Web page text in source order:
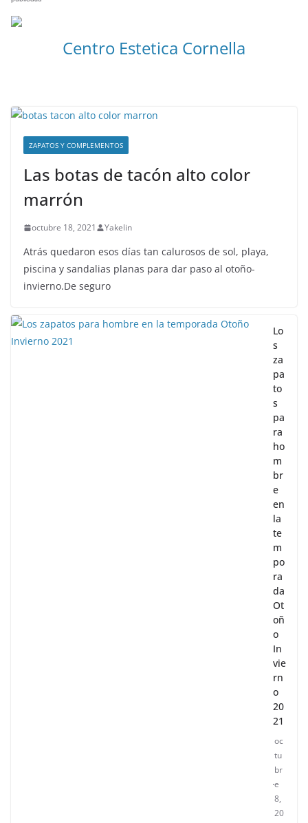
Centro Estetica Cornella
ZAPATOS Y COMPLEMENTOS
Las botas de tacón alto color
marrón
octubre 18, 2021 Yakelin
Atrás quedaron esos días tan calurosos de sol, playa,
piscina y sandalias planas para dar paso al otoño-
invierno.De seguro
Lo
s
za
pa
to
s
pa
ra
ho
m
br
e
en
la
te
m
po
ra
da
Ot
oñ
o
In
vie
rn
o
20
21
oc
tu
br
e
8,
20